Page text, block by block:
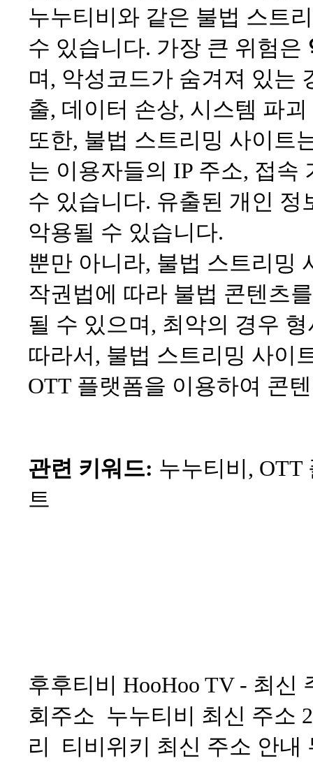
누누티비와 같은 불법 스트
수 있습니다. 가장 큰 위험은
며, 악성코드가 숨겨져 있는
출, 데이터 손상, 시스템 파
또한, 불법 스트리밍 사이트
는 이용자들의 IP 주소, 접속
수 있습니다. 유출된 개인
악용될 수 있습니다.
뿐만 아니라, 불법 스트리밍
작권법에 따라 불법 콘텐츠
될 수 있으며, 최악의 경우
따라서, 불법 스트리밍 사이
OTT 플랫폼을 이용하여 콘
관련 키워드: 누누티비, OTT
트
후후티비 HooHoo TV - 최신
회주소 누누티비 최신 주소
리
티비위키 최신 주소 안내